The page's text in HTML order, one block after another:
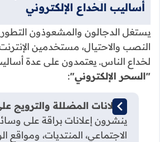
أساليب الخداع الإلكتروني
يستغل الدجالون والمشعوذون التطور
النصب والاحتيال، مستخدمين
لخداع الناس. يعتمدون على عدة
"السحر الإلكتروني":
الإعلانات المضللة والترويج
ينشرون إعلانات براقة على
الاجتماعي، المنتديات، ومواقع